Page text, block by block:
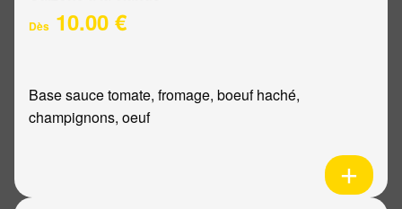
Dès 10.00 €
Base sauce tomate, fromage, boeuf haché,
champignons, oeuf